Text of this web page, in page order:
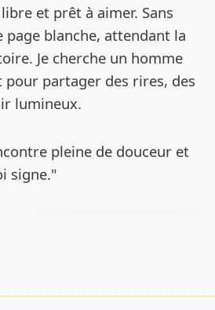
et prêt à aimer. Sans
page blanche, attendant la
Je cherche un homme
partager des rires, des
lumineux.
pleine de douceur et
signe."